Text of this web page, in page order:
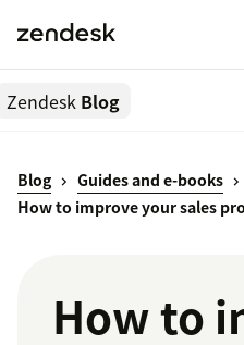
Zendesk Blog
Blog
Guides and e-books
How to improve your sales
How to